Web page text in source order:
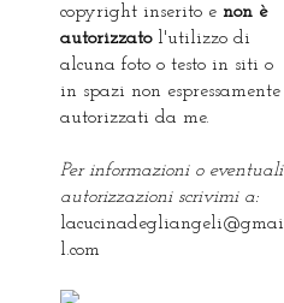
copyright inserito e non è
autorizzatol'utilizzo di
alcuna foto o testo in siti o
in spazi non espressamente
autorizzati da me.
Per informazioni o eventuali
autorizzazioni scrivimi a:
lacucinadegliangeli@gmai
l.com